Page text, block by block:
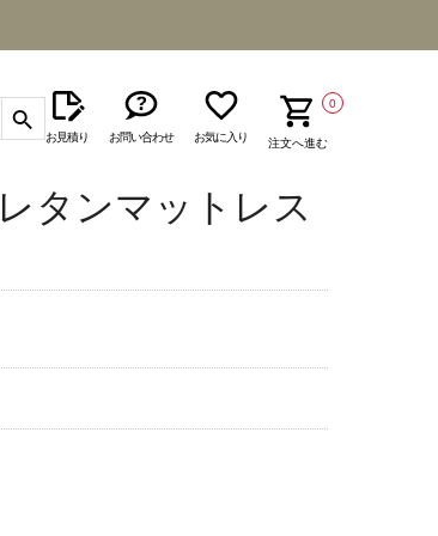
お見積り お問い合わせ お気に入り
0
注文へ進む
タンマットレス